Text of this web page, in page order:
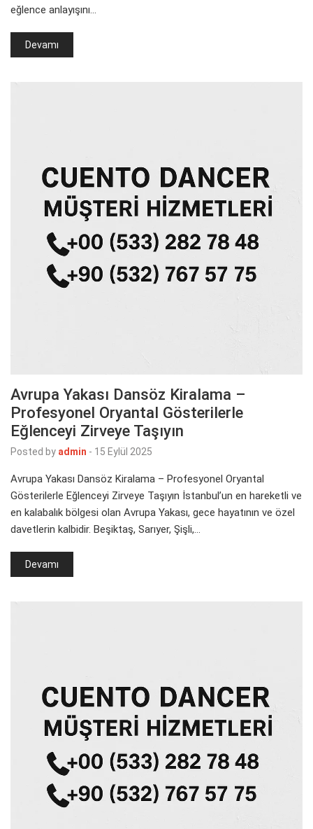
eğlence anlayışını…
Devamı
Avrupa Yakası Dansöz Kiralama –
Profesyonel Oryantal Gösterilerle
Eğlenceyi Zirveye Taşıyın
Posted by admin - 15 Eylül 2025
Avrupa Yakası Dansöz Kiralama – Profesyonel Oryantal
Gösterilerle Eğlenceyi Zirveye Taşıyın İstanbul’un en hareketli ve
en kalabalık bölgesi olan Avrupa Yakası, gece hayatının ve özel
davetlerin kalbidir. Beşiktaş, Sarıyer, Şişli,…
Devamı